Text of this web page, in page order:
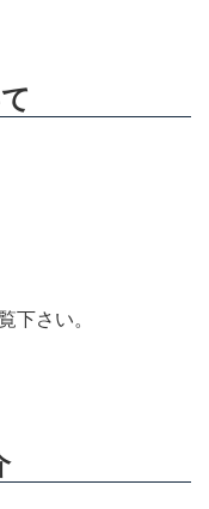
下さい。